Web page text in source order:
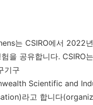
는 CSIRO에서 2022
을 공유합니다. CSIRO
기구
Scientific and
라고 합니다